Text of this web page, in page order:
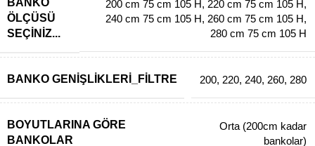
BANKO
ÖLÇÜSÜ
SEÇINIZ...
200 cm 75 cm 105 H, 220 cm 75 cm 105 H,
240 cm 75 cm 105 H, 260 cm 75 cm 105 H,
280 cm 75 cm 105 H
BANKO GENIŞLIKLERI_FILTRE 200, 220, 240, 260, 280
BOYUTLARINA GÖRE
BANKOLAR
Orta (200cm kadar
bankolar)